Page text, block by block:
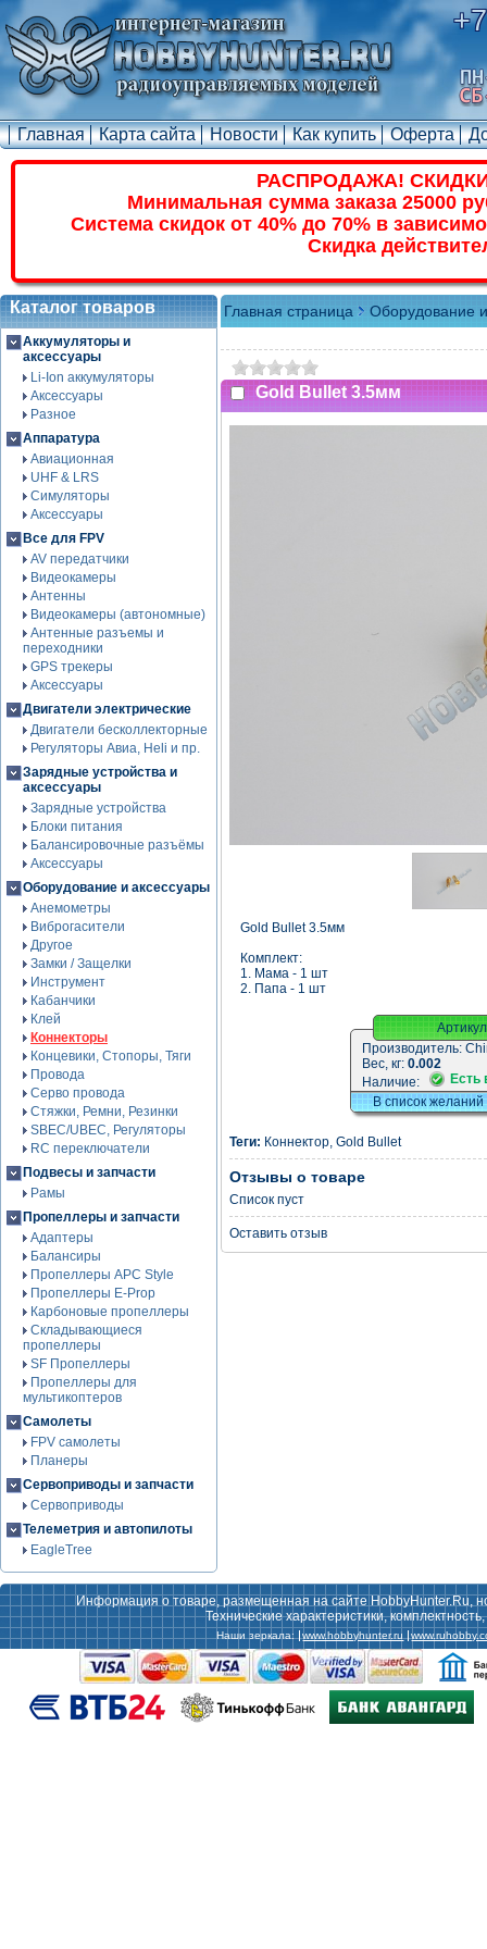
Главная Карта сайта Новости Как купить Оферта
РАСПРОДАЖА!
Минимальная сумма заказа 25000
Система скидок от 40% до 70% в
Скидка
Каталог товаров
Аккумуляторы и
аксессуары
Li-Ion аккумуляторы
Аксессуары
Разное
Аппаратура
Авиационная
UHF & LRS
Симуляторы
Аксессуары
Все для FPV
AV передатчики
Видеокамеры
Антенны
Видеокамеры (автономные)
Антенные разъемы и
переходники
GPS трекеры
Аксессуары
Двигатели электрические
Двигатели бесколлекторные
Регуляторы Авиа, Heli и пр.
Зарядные устройства и
аксессуары
Зарядные устройства
Блоки питания
Балансировочные разъёмы
Аксессуары
Оборудование и аксессуары
Анемометры
Виброгасители
Другое
Замки / Защелки
Инструмент
Кабанчики
Клей
Коннекторы
Концевики, Стопоры, Тяги
Провода
Серво провода
Стяжки, Ремни, Резинки
SBEC/UBEC, Регуляторы
RC переключатели
Подвесы и запчасти
Рамы
Пропеллеры и запчасти
Адаптеры
Балансиры
Пропеллеры APC Style
Пропеллеры E-Prop
Карбоновые пропеллеры
Складывающиеся
пропеллеры
SF Пропеллеры
Пропеллеры для
мультикоптеров
Самолеты
FPV самолеты
Планеры
Сервоприводы и запчасти
Сервоприводы
Телеметрия и автопилоты
EagleTree
Главная страница Оборудование
Gold Bullet 3.5мм
Gold Bullet 3.5мм
Комплект:
1. Мама - 1 шт
2. Папа - 1 шт
Производитель:
Вес, кг: 0.002
Наличие:
Есть
В список желаний
Теги: Коннектор, Gold Bullet
Отзывы о товаре
Список пуст
Оставить отзыв
Информация о товаре, размещенная на сайте HobbyHunter.Ru,
Технические характеристики,
Наши зеркала: www.hobbyhunter.ru